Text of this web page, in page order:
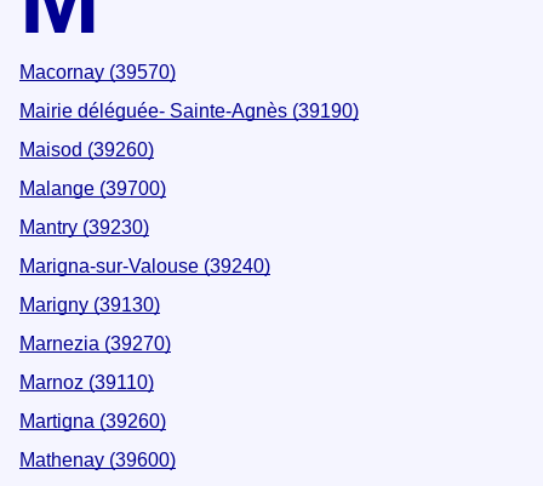
Macornay (39570)
Mairie déléguée- Sainte-Agnès (39190)
Maisod (39260)
Malange (39700)
Mantry (39230)
Marigna-sur-Valouse (39240)
Marigny (39130)
Marnezia (39270)
Marnoz (39110)
Martigna (39260)
Mathenay (39600)